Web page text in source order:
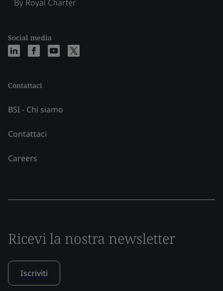
Social media
Contattaci
BSI - Chi siamo
Contattaci
Careers
Ricevi la nostra newsletter
Iscriviti